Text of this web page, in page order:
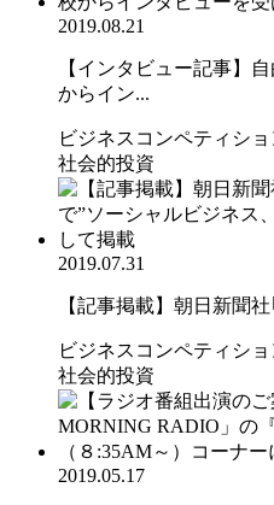
2019.08.21
【インタビュー記事】
からイン...
ビジネスコンペティショ
社会的投資
2019.07.31
【記事掲載】朝日新聞
ビジネスコンペティショ
社会的投資
2019.05.17